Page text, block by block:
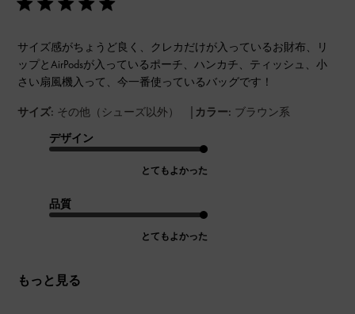
サイズ感がちょうど良く、クレカだけが入っているお財布、リ
ップとAirPodsが入っているポーチ、ハンカチ、ティッシュ、小
さい扇風機入って、今一番使っているバッグです！
サイズ: その他（シューズ以外） | カラー: ブラウン系
デザイン
とてもよかった
品質
とてもよかった
もっと見る